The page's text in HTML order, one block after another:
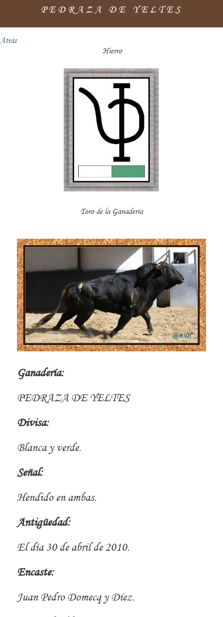
PEDRAZA DE YELTES
Atrás
Hierro
Toro de la Ganadería
Ganadería:
PEDRAZA DE YELTES
Divisa:
Blanca y verde.
Señal:
Hendido en ambas.
Antigüedad:
El día 30 de abril de 2010.
Encaste:
Juan Pedro Domecq y Díez.